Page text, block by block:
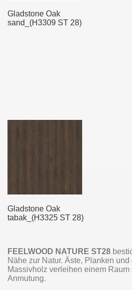
Gladstone Oak
sand_(H3309 ST 28)
Gladstone Oak
tabak_(H3325 ST 28)
FEELWOOD NATURE ST28
Nähe zur Natur. Äste, Planken
Massivholz verleihen einem
Anmutung.